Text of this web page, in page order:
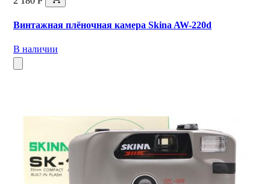
Винтажная плёночная камера Skina AW-220d
В наличии